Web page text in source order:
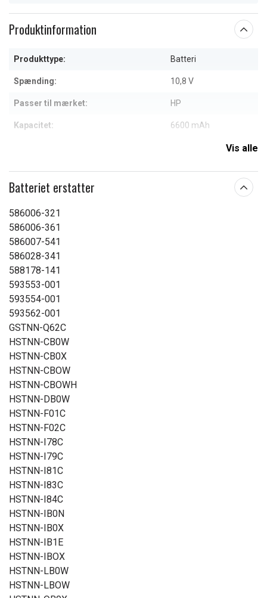
Produktinformation
Produkttype: Batteri
Spænding: 10,8 V
Passer til mærket: HP
Kapacitet: 6600 mAh
Vis alle
Batteriet erstatter
586006-321
586006-361
586007-541
586028-341
588178-141
593553-001
593554-001
593562-001
GSTNN-Q62C
HSTNN-CB0W
HSTNN-CB0X
HSTNN-CBOW
HSTNN-CBOWH
HSTNN-DB0W
HSTNN-F01C
HSTNN-F02C
HSTNN-I78C
HSTNN-I79C
HSTNN-I81C
HSTNN-I83C
HSTNN-I84C
HSTNN-IB0N
HSTNN-IB0X
HSTNN-IB1E
HSTNN-IBOX
HSTNN-LB0W
HSTNN-LBOW